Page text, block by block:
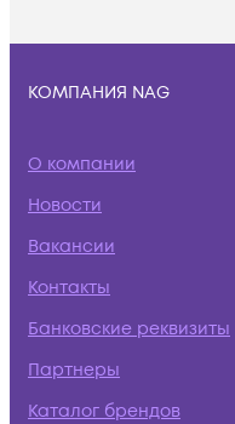
КОМПАНИЯ NAG
О компании
Новости
Вакансии
Контакты
Банковские реквизиты
Партнеры
Каталог брендов